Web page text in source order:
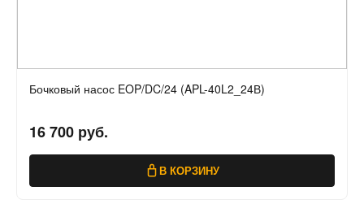
Бочковый насос EOP/DC/24 (APL-40L2_24В)
16 700 руб.
В КОРЗИНУ